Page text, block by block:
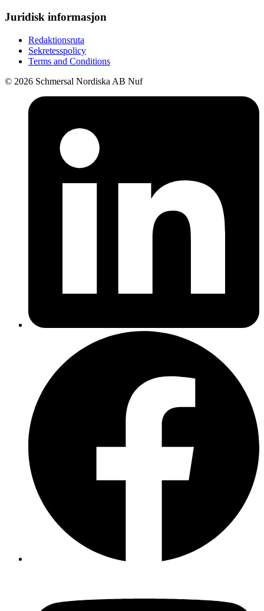
Juridisk informasjon
Redaktionsruta
Sekretesspolicy
Terms and Conditions
© 2026 Schmersal Nordiska AB Nuf